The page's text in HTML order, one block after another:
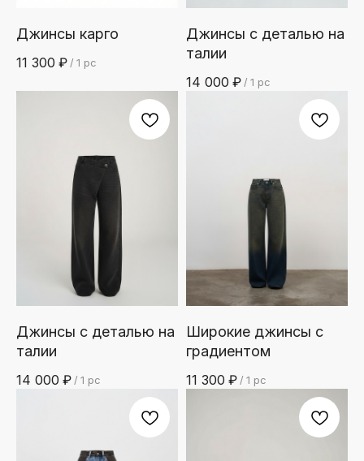
Джинсы карго
11 300 ₽ / 1 pc
Джинсы с деталью на
талии
14 000 ₽ / 1 pc
Джинсы с деталью на
талии
14 000 ₽ / 1 pc
Широкие джинсы с
градиентом
11 300 ₽ / 1 pc